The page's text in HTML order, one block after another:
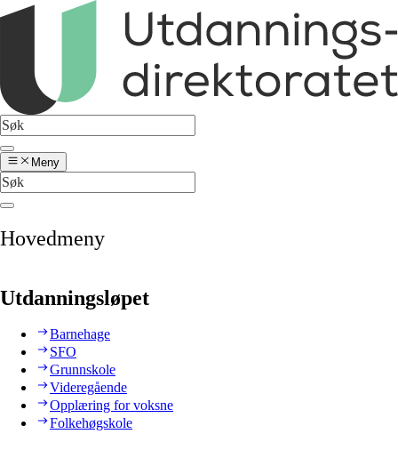
Meny
Hovedmeny
Utdanningsløpet
Barnehage
SFO
Grunnskole
Videregående
Opplæring for voksne
Folkehøgskole